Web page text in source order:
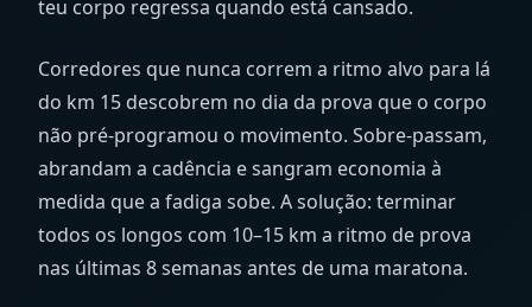
teu corpo regressa quando está cansado.
Corredores que nunca correm a ritmo alvo para lá
do km 15 descobrem no dia da prova que o corpo
não pré-programou o movimento. Sobre-passam,
abrandam a cadência e sangram economia à
medida que a fadiga sobe. A solução: terminar
todos os longos com 10–15 km a ritmo de prova
nas últimas 8 semanas antes de uma maratona.